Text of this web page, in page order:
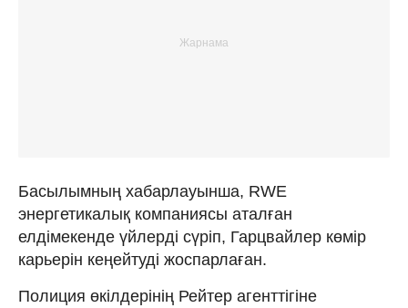
Басылымның хабарлауынша, RWE
энергетикалық компаниясы аталған
елдімекенде үйлерді сүріп, Гарцвайлер көмір
карьерін кеңейтуді жоспарлаған.
Полиция өкілдерінің Рейтер агенттігіне